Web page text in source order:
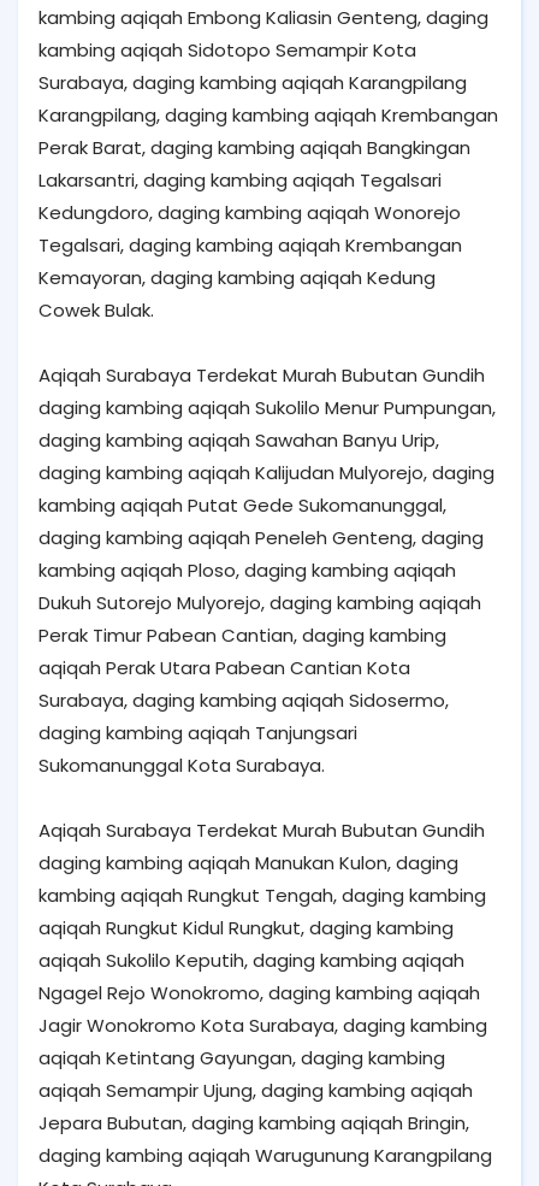
kambing aqiqah Embong Kaliasin Genteng, daging
kambing aqiqah Sidotopo Semampir Kota
Surabaya, daging kambing aqiqah Karangpilang
Karangpilang, daging kambing aqiqah Krembangan
Perak Barat, daging kambing aqiqah Bangkingan
Lakarsantri, daging kambing aqiqah Tegalsari
Kedungdoro, daging kambing aqiqah Wonorejo
Tegalsari, daging kambing aqiqah Krembangan
Kemayoran, daging kambing aqiqah Kedung
Cowek Bulak.
Aqiqah Surabaya Terdekat Murah Bubutan Gundih
daging kambing aqiqah Sukolilo Menur Pumpungan,
daging kambing aqiqah Sawahan Banyu Urip,
daging kambing aqiqah Kalijudan Mulyorejo, daging
kambing aqiqah Putat Gede Sukomanunggal,
daging kambing aqiqah Peneleh Genteng, daging
kambing aqiqah Ploso, daging kambing aqiqah
Dukuh Sutorejo Mulyorejo, daging kambing aqiqah
Perak Timur Pabean Cantian, daging kambing
aqiqah Perak Utara Pabean Cantian Kota
Surabaya, daging kambing aqiqah Sidosermo,
daging kambing aqiqah Tanjungsari
Sukomanunggal Kota Surabaya.
Aqiqah Surabaya Terdekat Murah Bubutan Gundih
daging kambing aqiqah Manukan Kulon, daging
kambing aqiqah Rungkut Tengah, daging kambing
aqiqah Rungkut Kidul Rungkut, daging kambing
aqiqah Sukolilo Keputih, daging kambing aqiqah
Ngagel Rejo Wonokromo, daging kambing aqiqah
Jagir Wonokromo Kota Surabaya, daging kambing
aqiqah Ketintang Gayungan, daging kambing
aqiqah Semampir Ujung, daging kambing aqiqah
Jepara Bubutan, daging kambing aqiqah Bringin,
daging kambing aqiqah Warugunung Karangpilang